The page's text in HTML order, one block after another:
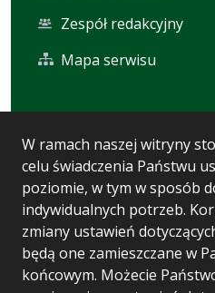
W ramach naszej witryny
celu świadczenia Państwu
poziomie, w tym w sposób
indywidualnych potrzeb.
zmiany ustawień
będą one zamieszczane w
końcowym. Możecie
Zespół redakcyjny
Mapa serwisu
Statystyki oglądalności
Ostatnio dodane
Polityka prywatności